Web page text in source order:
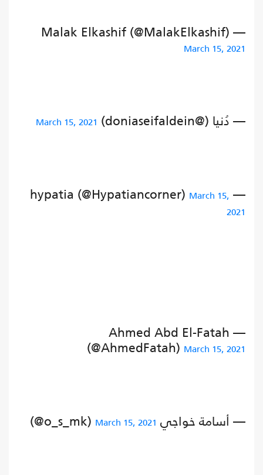
— Malak Elkashif (@MalakElkashif)
March 15, 2021
— دُنيا (@doniaseifaldein) March 15, 2021
— hypatia (@Hypatiancorner)
March 15,
2021
— Ahmed Abd El-Fatah
(@AhmedFatah) March 15, 2021
— أسامة خواجي ‎ ‎ ‎ (@o_s_mk) March 15, 2021